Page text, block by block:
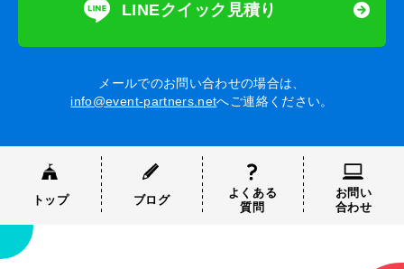
LINEクイック見積り
メールでのお問い合わせの場合は、
info@event-partners.netへご連絡ください。
トップ ブログ
よくある
質問
お問い
合わせ